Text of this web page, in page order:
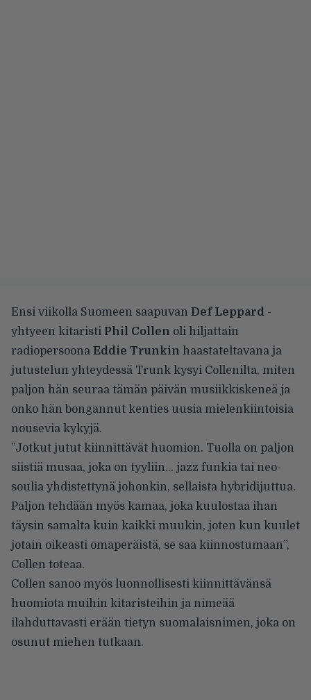
Ensi viikolla Suomeen saapuvan Def Leppard -
yhtyeen kitaristi Phil Collen oli hiljattain
radiopersoona Eddie Trunkin haastateltavana ja
jutustelun yhteydessä Trunk kysyi Collenilta, miten
paljon hän seuraa tämän päivän musiikkiskeneä ja
onko hän bongannut kenties uusia mielenkiintoisia
nousevia kykyjä.
”Jotkut jutut kiinnittävät huomion. Tuolla on paljon
siistiä musaa, joka on tyyliin… jazz funkia tai neo-
soulia yhdistettynä johonkin, sellaista hybridijuttua.
Paljon tehdään myös kamaa, joka kuulostaa ihan
täysin samalta kuin kaikki muukin, joten kun kuulet
jotain oikeasti omaperäistä, se saa kiinnostumaan”,
Collen toteaa.
Collen sanoo myös luonnollisesti kiinnittävänsä
huomiota muihin kitaristeihin ja nimeää
ilahduttavasti erään tietyn suomalaisnimen, joka on
osunut miehen tutkaan.